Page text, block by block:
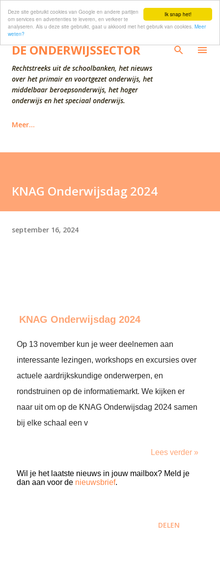
Ik snap het!
Deze site gebruikt cookies van Google en andere partijen
om services en advertenties te leveren, en verkeer te
analyseren. Als u deze site gebruikt, gaat u akkoord met het gebruik van cookies. Meer
weten?
Doorgaan naar hoofdcontent
DE ONDERWIJSSECTOR
Rechtstreeks uit de schoolbanken, het nieuws
over het primair en voortgezet onderwijs, het
middelbaar beroepsonderwijs, het hoger
onderwijs en het speciaal onderwijs.
Meer…
KNAG Onderwijsdag 2024
september 16, 2024
KNAG Onderwijsdag 2024
Op 13 november kun je weer deelnemen aan
interessante lezingen, workshops en excursies over
actuele aardrijkskundige onderwerpen, en
rondstruinen op de informatiemarkt. We kijken er
naar uit om op de KNAG Onderwijsdag 2024 samen
bij elke schaal een v
Lees verder »
Wil je het laatste nieuws in jouw mailbox? Meld je
dan aan voor de nieuwsbrief.
DELEN